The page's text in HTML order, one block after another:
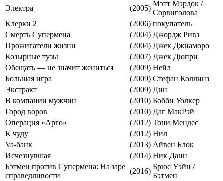
Электра
(2005)
Мэтт Мэрдок /
Сорвиголова
Клерки 2
(2006) покупатель
Смерть Супермена
(2004) Джордж Ривз
Прожигатели жизни
(2004) Джек Джиаморо
Козырные тузы
(2007) Джек Дюпри
Обещать — не значит жениться
(2009) Нейл
Большая игра
(2009) Стефан Коллинз
Экстракт
(2009) Дин
В компании мужчин
(2010) Бобби Уолкер
Город воров
(2010) Даг МакРэй
Операция «Арго»
(2012) Тони Мендес
К чуду
(2012) Нил
Va-банк
(2013) Айвен Блок
Исчезнувшая
(2014) Ник Данн
Бэтмен против Супермена: На заре
справедливости
(2016)
Брюс Уэйн /
Бэтмен